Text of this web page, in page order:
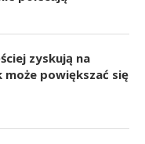
zyskują na
może powiększać się